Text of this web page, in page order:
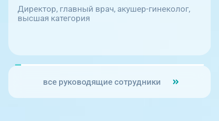
Директор, главный врач, акушер-гинеколог,
высшая категория
все руководящие сотрудники